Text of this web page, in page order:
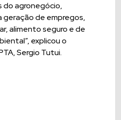
agronegócio,
geração de empregos,
alimento seguro e de
explicou o
Sergio Tutui.